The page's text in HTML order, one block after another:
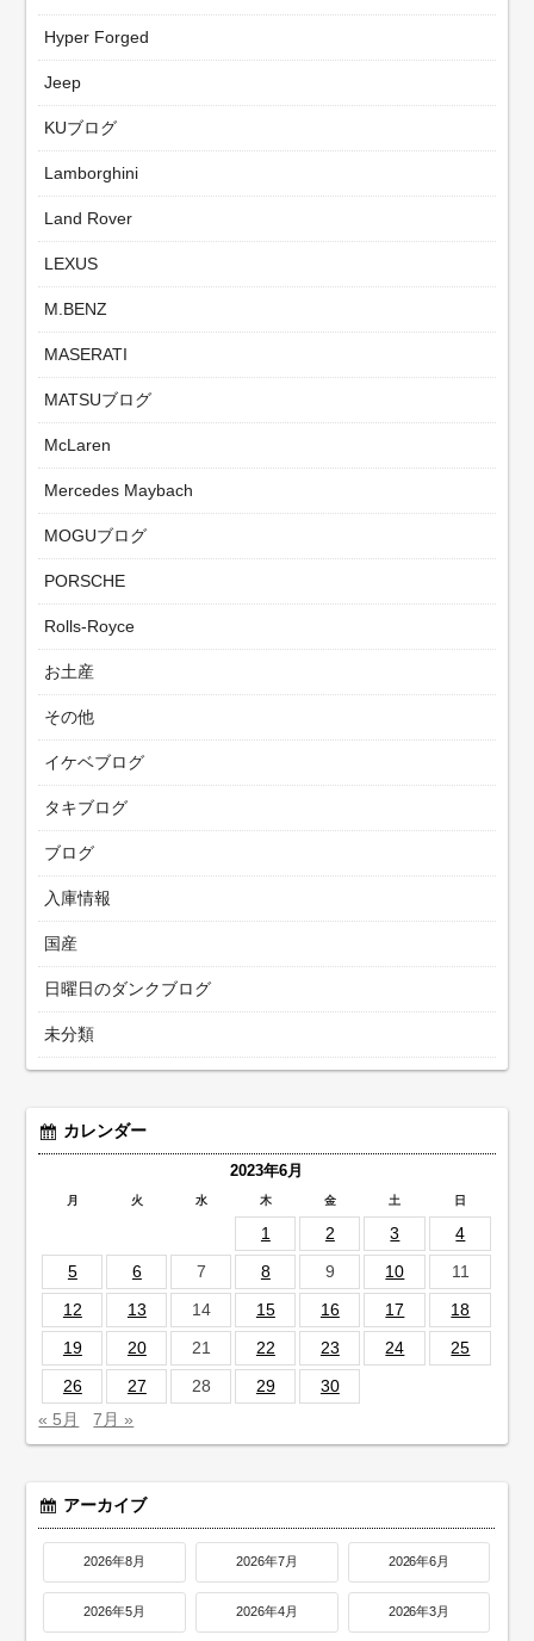
Hyper Forged
Jeep
KUブログ
Lamborghini
Land Rover
LEXUS
M.BENZ
MASERATI
MATSUブログ
McLaren
Mercedes Maybach
MOGUブログ
PORSCHE
Rolls-Royce
お土産
その他
イケベブログ
タキブログ
ブログ
入庫情報
国産
日曜日のダンクブログ
未分類
カレンダー
2023年6月
月 火 水 木 金 土 日
1 2 3
4
5
6 7 8 9 10
11
12
13 14 15 16 17
18
19
20 21 22 23 24
25
26
27 28 29
30
« 5月
7月 »
アーカイブ
2026年8月 2026年7月 2026年6月
2026年5月 2026年4月 2026年3月